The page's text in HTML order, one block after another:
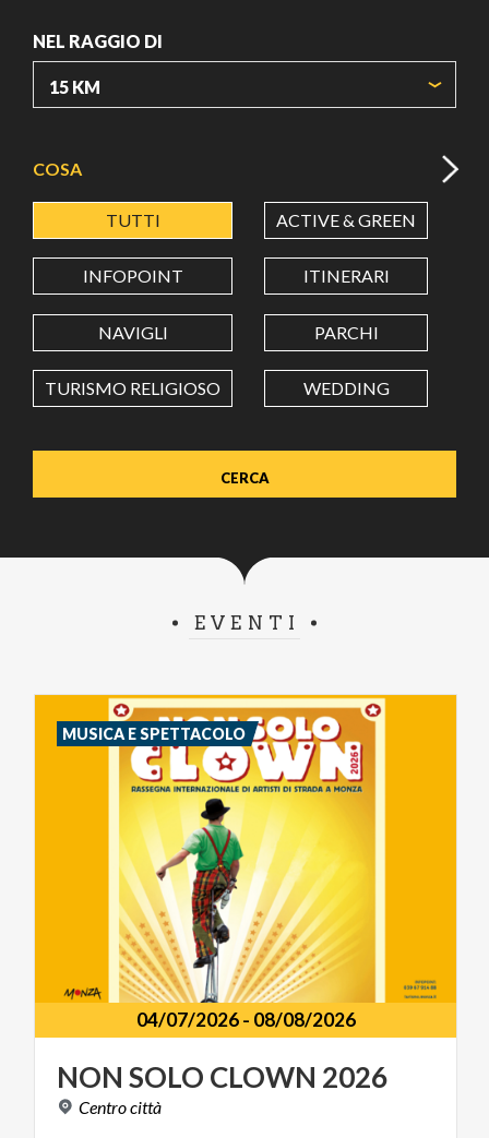
NEL RAGGIO DI
LATITUDINE
LONGITUDINE
Value in decimal degrees. Use dot (.) as decimal separator.
COSA
TUTTI ACTIVE & GREEN
INFOPOINT ITINERARI
NAVIGLI PARCHI
TURISMO RELIGIOSO WEDDING
EVENTI
04/07/2026- 08/08/2026
NON SOLO CLOWN 2026
Centrocittà
MUSICA E SPETTACOLO